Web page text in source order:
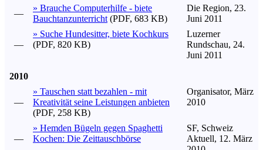
—
» Brauche Computerhilfe - biete
Bauchtanzunterricht (PDF, 683 KB)
Die Region, 23.
Juni 2011
—
» Suche Hundesitter, biete Kochkurs
(PDF, 820 KB)
Luzerner
Rundschau, 24.
Juni 2011
2010
—
» Tauschen statt bezahlen - mit
Kreativität seine Leistungen anbieten
(PDF, 258 KB)
Organisator, März
2010
—
» Hemden Bügeln gegen Spaghetti
Kochen: Die Zeittauschbörse
SF, Schweiz
Aktuell, 12. März